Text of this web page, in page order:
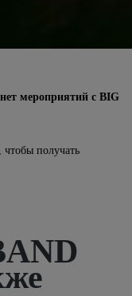
мероприятий с BIG
получать